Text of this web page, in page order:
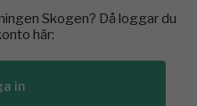
Skogen? Då loggar du
här:
in